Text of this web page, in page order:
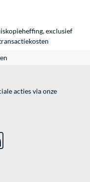
exclusief
acties via onze